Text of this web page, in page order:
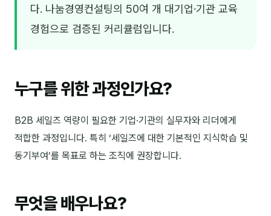
김휘
노준영
안정미
오미영
은종성
다. 나눔경영컨설팅의 50여 개 대기업·기관 교육
경험으로 검증된 커리큘럼입니다.
누구를 위한 과정인가요?
B2B 세일즈 역량이 필요한 기업·기관의 실무자와 리더에게
적합한 과정입니다. 특히 ‘세일즈에 대한 기본적인 지식학습 및
동기부여’를 목표로 하는 조직에 권장합니다.
무엇을 배우나요?